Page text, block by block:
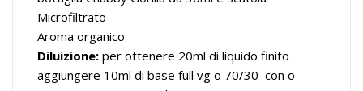
Microfiltrato
Aroma organico
Diluizione: per ottenere 20ml di liquido finito
aggiungere 10ml di base full vg o 70/30 con o